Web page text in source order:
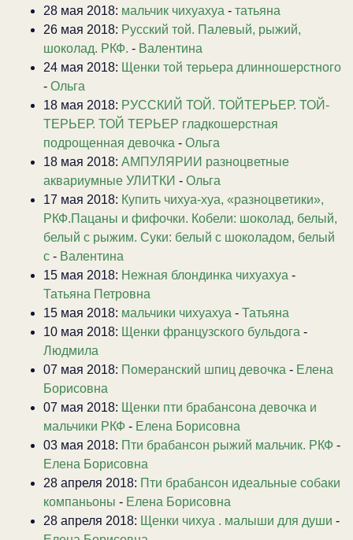
28 мая 2018: мальчик чихуахуа - татьяна
26 мая 2018: Русский той. Палевый, рыжий,
шоколад. РКФ. - Валентина
24 мая 2018: Щенки той терьера длинношерстного
- Ольга
18 мая 2018: РУССКИЙ ТОЙ. ТОЙТЕРЬЕР. ТОЙ-
ТЕРЬЕР. ТОЙ ТЕРЬЕР гладкошерстная
подрощенная девочка - Ольга
18 мая 2018: АМПУЛЯРИИ разноцветные
аквариумные УЛИТКИ - Ольга
17 мая 2018: Купить чихуа-хуа, «разноцветики»,
РКФ.Пацаны и фифочки. Кобели: шоколад, белый,
белый с рыжим. Суки: белый с шоколадом, белый
с - Валентина
15 мая 2018: Нежная блондинка чихуахуа -
Татьяна Петровна
15 мая 2018: мальчики чихуахуа - Татьяна
10 мая 2018: Щенки французского бульдога -
Людмила
07 мая 2018: Померанский шпиц девочка - Елена
Борисовна
07 мая 2018: Щенки пти брабансона девочка и
мальчики РКФ - Елена Борисовна
03 мая 2018: Пти брабансон рыжий мальчик. РКФ -
Елена Борисовна
28 апреля 2018: Пти брабансон идеальные собаки
компаньоны - Елена Борисовна
28 апреля 2018: Щенки чихуа . малыши для души -